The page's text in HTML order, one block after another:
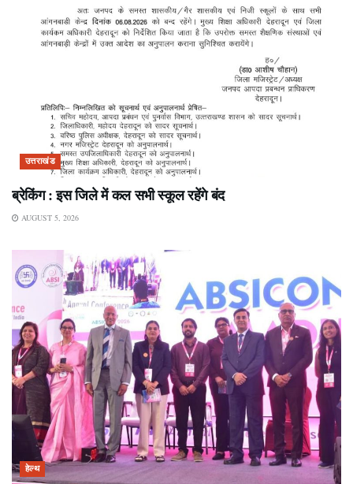
उत्तराखंड
ब्रेकिंग : इस जिले में कल सभी स्कूल रहेंगे बंद
AUGUST 5, 2026
हेल्थ